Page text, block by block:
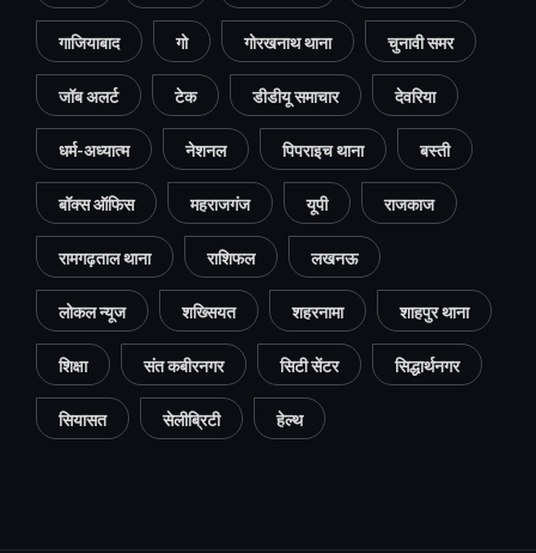
गाजियाबाद गो गोरखनाथ थाना चुनावी समर
जॉब अलर्ट टेक डीडीयू समाचार देवरिया
धर्म-अध्यात्म नेशनल पिपराइच थाना बस्ती
बॉक्स ऑफिस महराजगंज यूपी राजकाज
रामगढ़ताल थाना राशिफल लखनऊ
लोकल न्यूज शख्सियत शहरनामा शाहपुर थाना
शिक्षा संत कबीरनगर सिटी सेंटर सिद्धार्थनगर
सियासत सेलीब्रिटी हेल्थ